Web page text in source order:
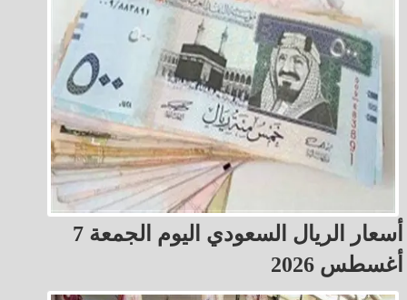
أسعار الريال السعودي اليوم الجمعة 7
أغسطس 2026